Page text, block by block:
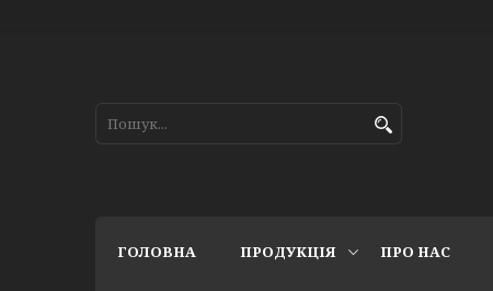
ГОЛОВНА ПРОДУКЦІЯ ПРО НАС